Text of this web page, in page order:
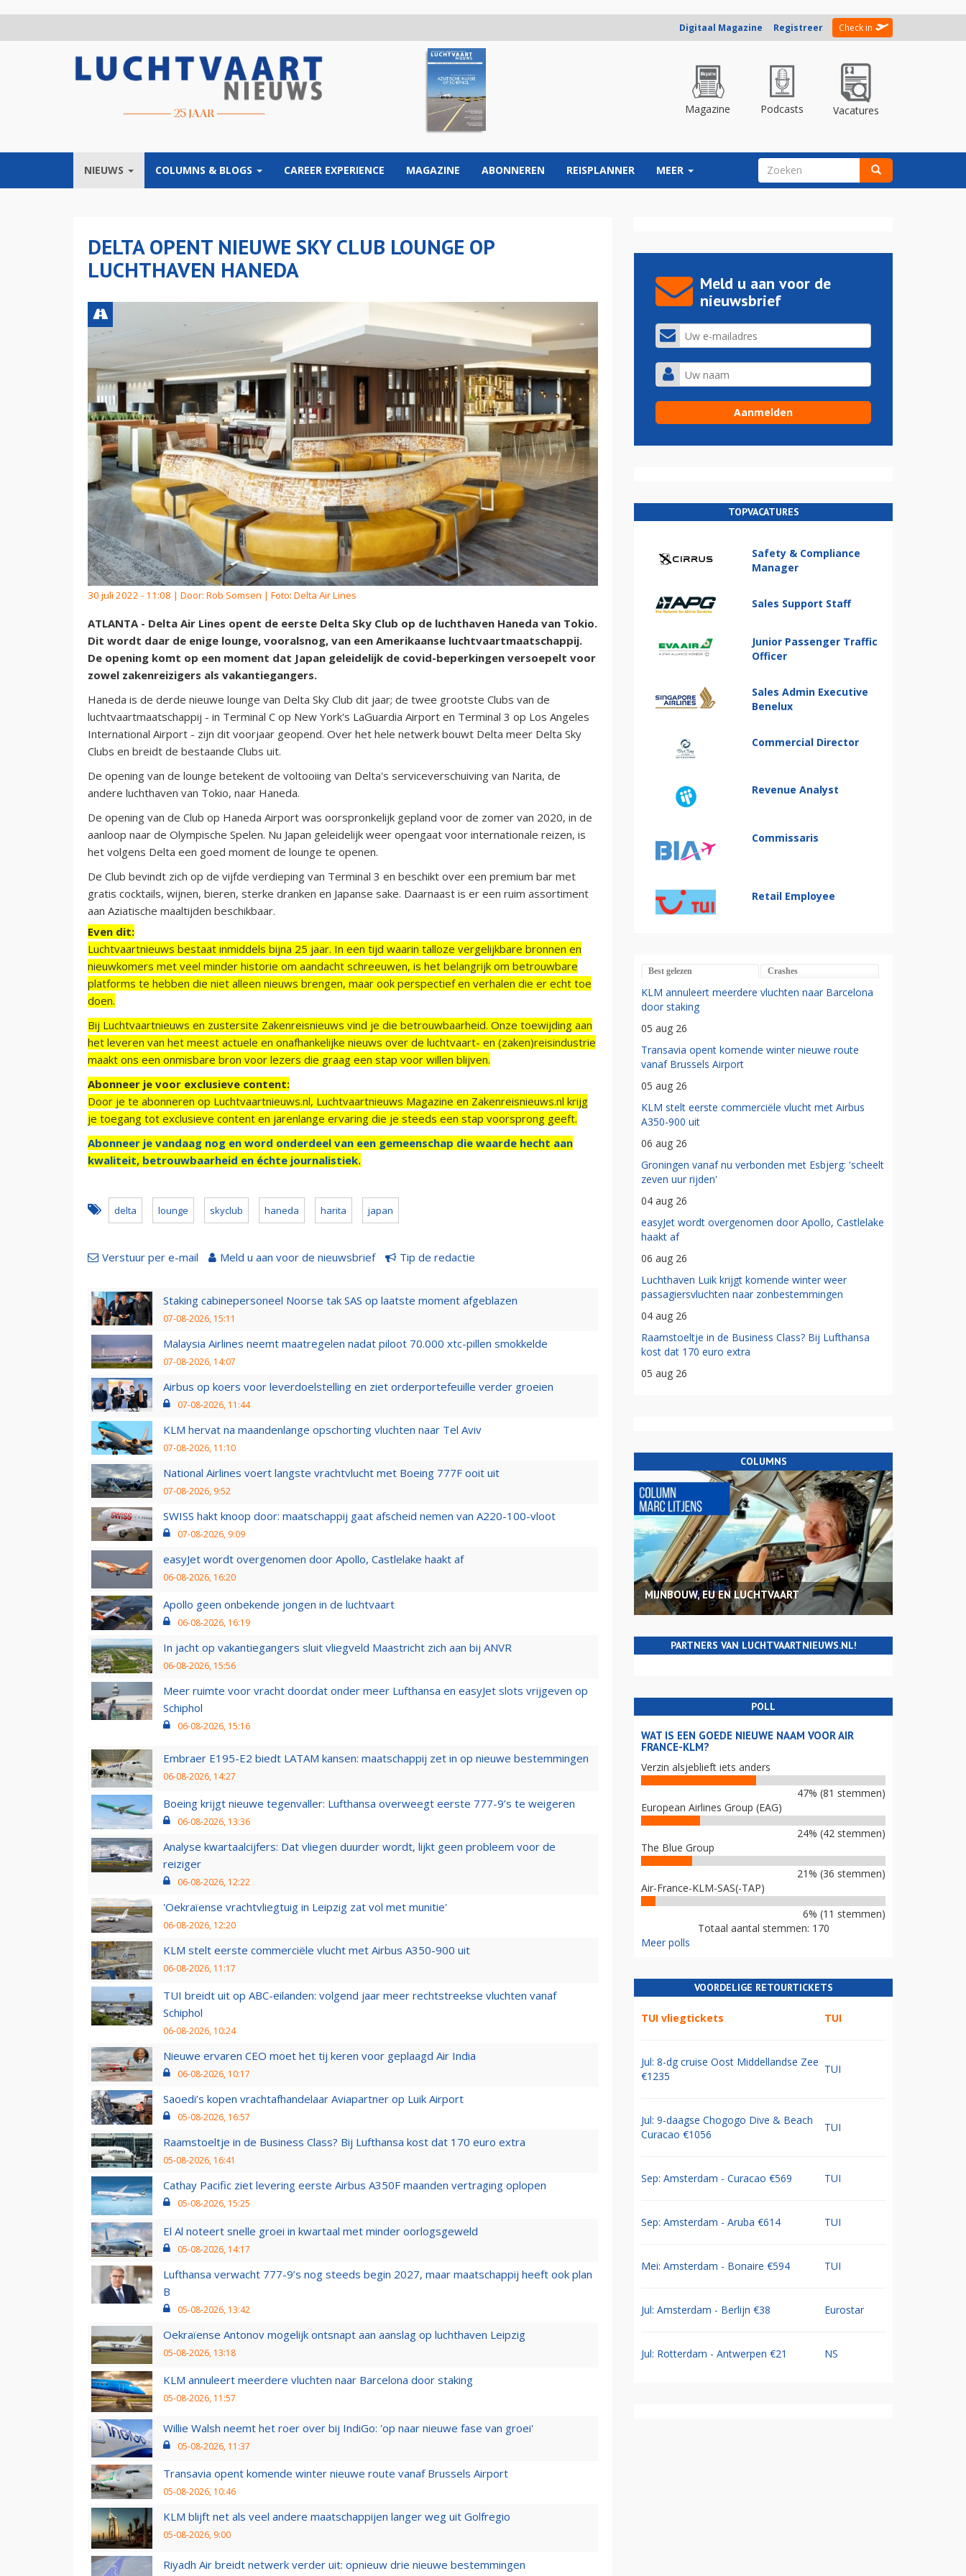
Digitaal Magazine Registreer Check in
Magazine Podcasts Vacatures
NIEUWS COLUMNS & BLOGS CAREER EXPERIENCE MAGAZINE ABONNEREN REISPLANNER MEER ZOEKVELD
DELTA OPENT NIEUWE SKY CLUB LOUNGE OP
LUCHTHAVEN HANEDA
30 juli 2022 - 11:08 | Door: Rob Somsen | Foto: Delta Air Lines
ATLANTA - Delta Air Lines opent de eerste Delta Sky Club op de luchthaven Haneda van Tokio.
Dit wordt daar de enige lounge, vooralsnog, van een Amerikaanse luchtvaartmaatschappij.
De opening komt op een moment dat Japan geleidelijk de covid-beperkingen versoepelt voor
zowel zakenreizigers als vakantiegangers.
Haneda is de derde nieuwe lounge van Delta Sky Club dit jaar; de twee grootste Clubs van de
luchtvaartmaatschappij - in Terminal C op New York's LaGuardia Airport en Terminal 3 op Los Angeles
International Airport - zijn dit voorjaar geopend. Over het hele netwerk bouwt Delta meer Delta Sky
Clubs en breidt de bestaande Clubs uit.
De opening van de lounge betekent de voltooiing van Delta's serviceverschuiving van Narita, de
andere luchthaven van Tokio, naar Haneda.
De opening van de Club op Haneda Airport was oorspronkelijk gepland voor de zomer van 2020, in de
aanloop naar de Olympische Spelen. Nu Japan geleidelijk weer opengaat voor internationale reizen, is
het volgens Delta een goed moment de lounge te openen.
De Club bevindt zich op de vijfde verdieping van Terminal 3 en beschikt over een premium bar met
gratis cocktails, wijnen, bieren, sterke dranken en Japanse sake. Daarnaast is er een ruim assortiment
aan Aziatische maaltijden beschikbaar.
Even dit:
Luchtvaartnieuws bestaat inmiddels bijna 25 jaar. In een tijd waarin talloze vergelijkbare bronnen en
nieuwkomers met veel minder historie om aandacht schreeuwen, is het belangrijk om betrouwbare
platforms te hebben die niet alleen nieuws brengen, maar ook perspectief en verhalen die er echt toe
doen.
Bij Luchtvaartnieuws en zustersite Zakenreisnieuws vind je die betrouwbaarheid. Onze toewijding aan
het leveren van het meest actuele en onafhankelijke nieuws over de luchtvaart- en (zaken)reisindustrie
maakt ons een onmisbare bron voor lezers die graag een stap voor willen blijven.
Abonneer je voor exclusieve content:
Door je te abonneren op Luchtvaartnieuws.nl, Luchtvaartnieuws Magazine en Zakenreisnieuws.nl krijg
je toegang tot exclusieve content en jarenlange ervaring die je steeds een stap voorsprong geeft.
Abonneer je vandaag nog en word onderdeel van een gemeenschap die waarde hecht aan
kwaliteit, betrouwbaarheid en échte journalistiek.
delta lounge skyclub haneda harita japan
Verstuur per e-mail Meld u aan voor de nieuwsbrief Tip de redactie
Staking cabinepersoneel Noorse tak SAS op laatste moment afgeblazen
07-08-2026, 15:11
Malaysia Airlines neemt maatregelen nadat piloot 70.000 xtc-pillen smokkelde
07-08-2026, 14:07
Airbus op koers voor leverdoelstelling en ziet orderportefeuille verder groeien
07-08-2026, 11:44
KLM hervat na maandenlange opschorting vluchten naar Tel Aviv
07-08-2026, 11:10
National Airlines voert langste vrachtvlucht met Boeing 777F ooit uit
07-08-2026, 9:52
SWISS hakt knoop door: maatschappij gaat afscheid nemen van A220-100-vloot
07-08-2026, 9:09
easyJet wordt overgenomen door Apollo, Castlelake haakt af
06-08-2026, 16:20
Apollo geen onbekende jongen in de luchtvaart
06-08-2026, 16:19
In jacht op vakantiegangers sluit vliegveld Maastricht zich aan bij ANVR
06-08-2026, 15:56
Meer ruimte voor vracht doordat onder meer Lufthansa en easyJet slots vrijgeven op
Schiphol
06-08-2026, 15:16
Embraer E195-E2 biedt LATAM kansen: maatschappij zet in op nieuwe bestemmingen
06-08-2026, 14:27
Boeing krijgt nieuwe tegenvaller: Lufthansa overweegt eerste 777-9’s te weigeren
06-08-2026, 13:36
Analyse kwartaalcijfers: Dat vliegen duurder wordt, lijkt geen probleem voor de
reiziger
06-08-2026, 12:22
'Oekraïense vrachtvliegtuig in Leipzig zat vol met munitie'
06-08-2026, 12:20
KLM stelt eerste commerciële vlucht met Airbus A350-900 uit
06-08-2026, 11:17
TUI breidt uit op ABC-eilanden: volgend jaar meer rechtstreekse vluchten vanaf
Schiphol
06-08-2026, 10:24
Nieuwe ervaren CEO moet het tij keren voor geplaagd Air India
06-08-2026, 10:17
Saoedi’s kopen vrachtafhandelaar Aviapartner op Luik Airport
05-08-2026, 16:57
Raamstoeltje in de Business Class? Bij Lufthansa kost dat 170 euro extra
05-08-2026, 16:41
Cathay Pacific ziet levering eerste Airbus A350F maanden vertraging oplopen
05-08-2026, 15:25
El Al noteert snelle groei in kwartaal met minder oorlogsgeweld
05-08-2026, 14:17
Lufthansa verwacht 777-9’s nog steeds begin 2027, maar maatschappij heeft ook plan
B
05-08-2026, 13:42
Oekraïense Antonov mogelijk ontsnapt aan aanslag op luchthaven Leipzig
05-08-2026, 13:18
KLM annuleert meerdere vluchten naar Barcelona door staking
05-08-2026, 11:57
Willie Walsh neemt het roer over bij IndiGo: 'op naar nieuwe fase van groei'
05-08-2026, 11:37
Transavia opent komende winter nieuwe route vanaf Brussels Airport
05-08-2026, 10:46
KLM blijft net als veel andere maatschappijen langer weg uit Golfregio
05-08-2026, 9:00
Riyadh Air breidt netwerk verder uit: opnieuw drie nieuwe bestemmingen
Meld u aan voor de
nieuwsbrief
TOPVACATURES
Safety & Compliance
Manager
Sales Support Staff
Junior Passenger Traffic
Officer
Sales Admin Executive
Benelux
Commercial Director
Revenue Analyst
Commissaris
Retail Employee
Best gelezen Crashes
KLM annuleert meerdere vluchten naar Barcelona
door staking
05 aug 26
Transavia opent komende winter nieuwe route
vanaf Brussels Airport
05 aug 26
KLM stelt eerste commerciële vlucht met Airbus
A350-900 uit
06 aug 26
Groningen vanaf nu verbonden met Esbjerg: 'scheelt
zeven uur rijden'
04 aug 26
easyJet wordt overgenomen door Apollo, Castlelake
haakt af
06 aug 26
Luchthaven Luik krijgt komende winter weer
passagiersvluchten naar zonbestemmingen
04 aug 26
Raamstoeltje in de Business Class? Bij Lufthansa
kost dat 170 euro extra
05 aug 26
COLUMNS
MIJNBOUW, EU EN LUCHTVAART
PARTNERS VAN LUCHTVAARTNIEUWS.NL!
POLL
WAT IS EEN GOEDE NIEUWE NAAM VOOR AIR
FRANCE-KLM?
Verzin alsjeblieft iets anders
47% (81 stemmen)
European Airlines Group (EAG)
24% (42 stemmen)
The Blue Group
21% (36 stemmen)
Air-France-KLM-SAS(-TAP)
6% (11 stemmen)
Totaal aantal stemmen: 170
Meer polls
VOORDELIGE RETOURTICKETS
TUI vliegtickets TUI
Jul: 8-dg cruise Oost Middellandse Zee
€1235
TUI
Jul: 9-daagse Chogogo Dive & Beach
Curacao €1056
TUI
Sep: Amsterdam - Curacao €569 TUI
Sep: Amsterdam - Aruba €614 TUI
Mei: Amsterdam - Bonaire €594 TUI
Jul: Amsterdam - Berlijn €38 Eurostar
Jul: Rotterdam - Antwerpen €21 NS